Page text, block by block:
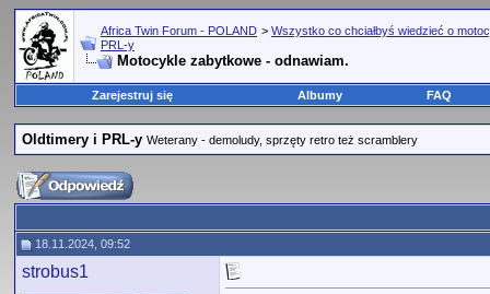
Africa Twin Forum - POLAND > Wszystko co chciałbyś wiedzieć o
PRL-y
Motocykle zabytkowe - odnawiam.
Zarejestruj się Albumy FAQ
Oldtimery i PRL-y Weterany - demoludy, sprzęty retro też scramblery
18.11.2024, 09:52
strobus1